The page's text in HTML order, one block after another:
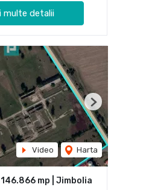
multe detalii
Video Harta
Next
mp | Jimbolia